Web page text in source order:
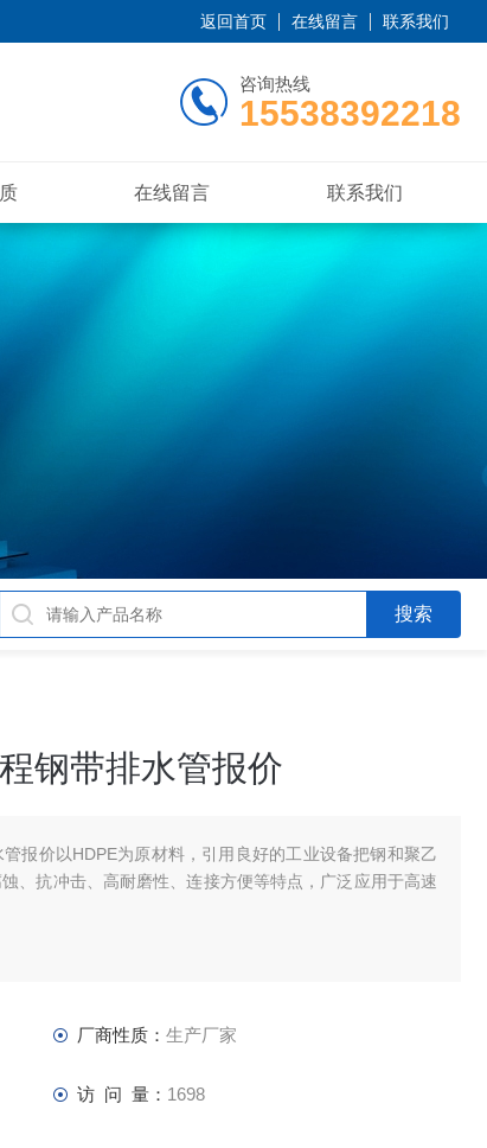
返回首页 在线留言 联系我们
咨询热线
15538392218
在线留言 联系我们
钢带排水管报价
报价以HDPE为原材料，引用良好的工业设备把钢和聚乙
、抗冲击、高耐磨性、连接方便等特点，广泛应用于高速
厂商性质： 生产厂家
访 问 量： 1698